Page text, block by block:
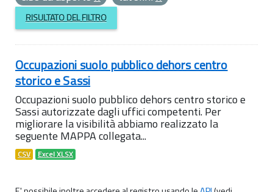
RISULTATO DEL FILTRO
Occupazioni suolo pubblico dehors centro
storico e Sassi
Occupazioni suolo pubblico dehors centro storico e
Sassi autorizzate dagli uffici competenti. Per
migliorare la visibilità abbiamo realizzato la
seguente MAPPA collegata...
CSV Excel XLSX